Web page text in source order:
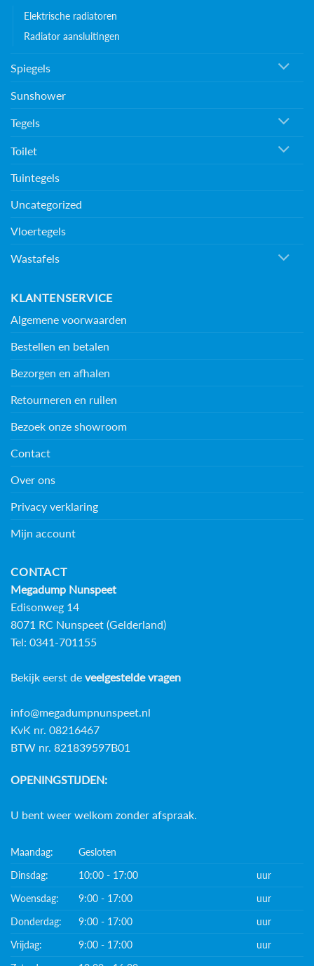
Elektrische radiatoren
Radiator aansluitingen
Spiegels
Sunshower
Tegels
Toilet
Tuintegels
Uncategorized
Vloertegels
Wastafels
KLANTENSERVICE
Algemene voorwaarden
Bestellen en betalen
Bezorgen en afhalen
Retourneren en ruilen
Bezoek onze showroom
Contact
Over ons
Privacy verklaring
Mijn account
CONTACT
Megadump Nunspeet
Edisonweg 14
8071 RC Nunspeet (Gelderland)
Tel: 0341-701155
Bekijk eerst de veelgestelde vragen
info@megadumpnunspeet.nl
KvK nr. 08216467
BTW nr. 821839597B01
OPENINGSTIJDEN:
U bent weer welkom zonder afspraak.
Maandag:
Gesloten
Dinsdag:
10:00 - 17:00
uur
Woensdag:
9:00 - 17:00
uur
Donderdag:
9:00 - 17:00
uur
Vrijdag:
9:00 - 17:00
uur